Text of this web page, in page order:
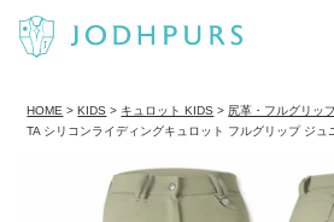
HOME KIDS キュロット KIDS 尻革・フルグリッ
TA シリコンライディングキュロット フルグリップ ジュ